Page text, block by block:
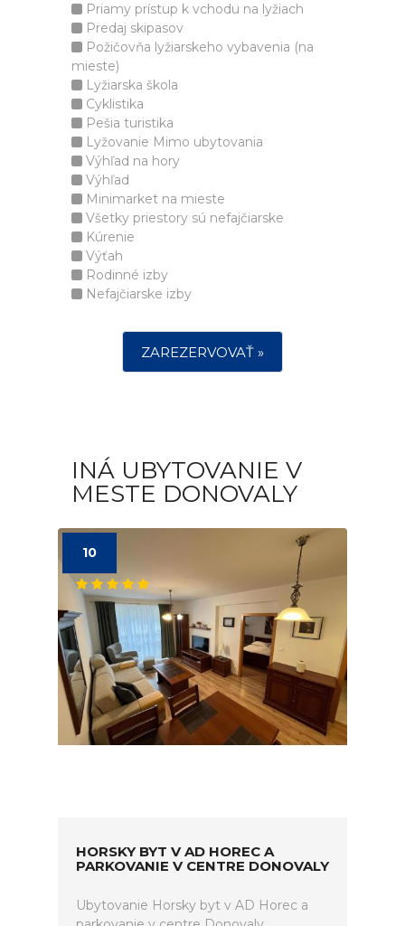
Priamy prístup k vchodu na lyžiach
Predaj skipasov
Požičovňa lyžiarskeho vybavenia (na
mieste)
Lyžiarska škola
Cyklistika
Pešia turistika
Lyžovanie Mimo ubytovania
Výhľad na hory
Výhľad
Minimarket na mieste
Všetky priestory sú nefajčiarske
Kúrenie
Výťah
Rodinné izby
Nefajčiarske izby
ZAREZERVOVAŤ »
INÁ UBYTOVANIE V
MESTE DONOVALY
10
HORSKY BYT V AD HOREC A
PARKOVANIE V CENTRE DONOVALY
Ubytovanie Horsky byt v AD Horec a